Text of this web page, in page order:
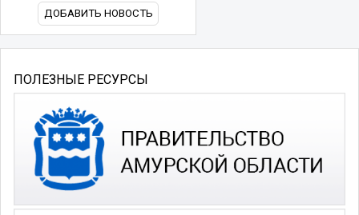
ДОБАВИТЬ НОВОСТЬ
ПОЛЕЗНЫЕ РЕСУРСЫ